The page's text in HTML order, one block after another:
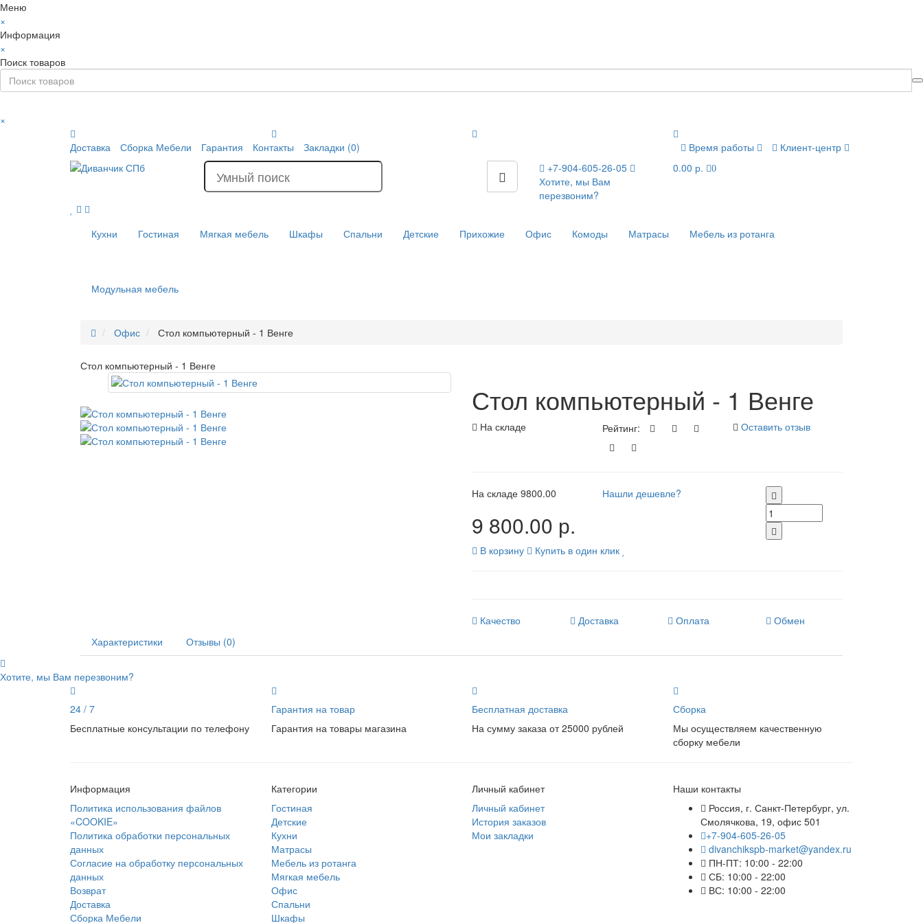
Меню
×
Информация
×
Поиск товаров
×
Доставка
Сборка Мебели Гарантия Контакты Закладки (0) Время работы
Клиент-центр
+7-904-605-26-05
Хотите, мы Вам
перезвоним?
0.00 р. 0
Кухни Гостиная Мягкая мебель Шкафы Спальни Детские Прихожие Офис Комоды Матрасы Мебель из ротанга
Модульная мебель
Офис Стол компьютерный - 1 Венге
Стол компьютерный - 1 Венге
Стол компьютерный - 1 Венге
На складе Рейтинг: Оставить отзыв
На складе 9800.00
9 800.00 р.
Нашли дешевле?
В корзину Купить в один клик
Качество Доставка Оплата
Обмен
Характеристики
Отзывы (0)
Хотите, мы Вам перезвоним?
24 / 7
Бесплатные консультации по телефону
Гарантия на товар
Гарантия на товары магазина
Бесплатная доставка
На сумму заказа от 25000 рублей
Сборка
Мы осуществляем качественную
сборку мебели
Информация
Политика использования файлов
«COOKIE»
Политика обработки персональных
данных
Согласие на обработку персональных
данных
Возврат
Доставка
Сборка Мебели
Категории
Гостиная
Детские
Кухни
Матрасы
Мебель из ротанга
Мягкая мебель
Офис
Спальни
Шкафы
Личный кабинет
Личный кабинет
История заказов
Мои закладки
Наши контакты
Россия, г. Санкт-Петербург, ул.
Смолячкова, 19, офис 501
+7-904-605-26-05
divanchikspb-market@yandex.ru
ПН-ПТ: 10:00 - 22:00
СБ: 10:00 - 22:00
ВС: 10:00 - 22:00